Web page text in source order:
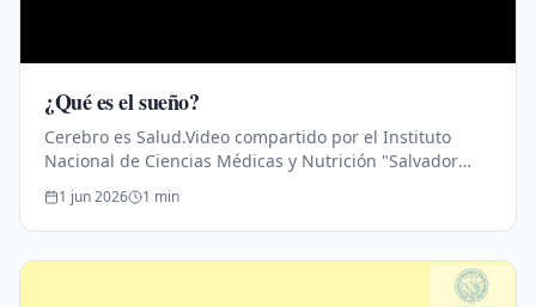
¿Qué es el sueño?
Cerebro es Salud.Video compartido por el Instituto
Nacional de Ciencias Médicas y Nutrición "Salvador
Zubirán".Educación para la Salud.
1 jun 2026 1 min